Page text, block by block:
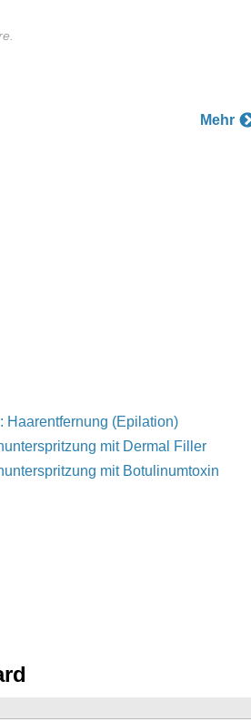
Mehr
Haarentfernung (Epilation)
mit Dermal Filler
mit Botulinumtoxin